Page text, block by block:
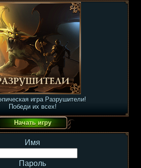
игра Разрушители!
Победи их всех!
Имя
Пароль